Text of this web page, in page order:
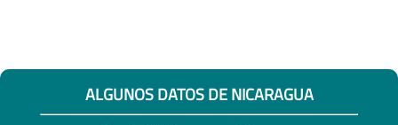
ALGUNOS DATOS DE NICARAGUA